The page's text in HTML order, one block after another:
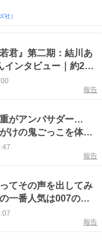
社）
君』第二期：結川あ
インタビュー｜約2年
成長と、変化した時
報告
がアンバサダー…
けの鬼ごっこを体験
、東名阪で開催
報告
てその声を出してみ
一番人気は007の変
ネメシス＞
報告